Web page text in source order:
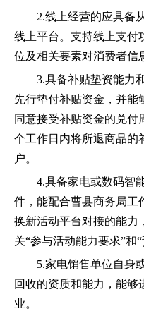
2.线上经营的应具备
线上平台。支持线上支付
位及相关要素对消费者信
3.具备补贴垫资能力
先行垫付补贴资金，并能
同意接受补贴资金的兑付
个工作日内将所退商品的
户。
4.具备家电或数码智
件，能配合曹县商务局工
换新活动平台对接的能力
关“参与活动能力要求”和“
5.家电销售单位自身
回收的资质和能力，能够
业。